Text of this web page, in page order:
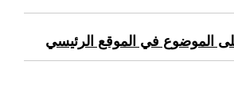
الموضوع في الموقع الرئيسي